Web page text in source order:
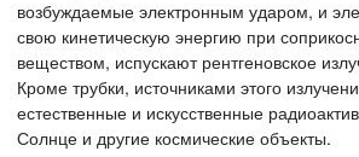
возбуждаемые электронным ударом, и
свою кинетическую энергию при
веществом, испускают рентгеновское
Кроме трубки, источниками этого
естественные и искусственные
Солнце и другие космические объекты.